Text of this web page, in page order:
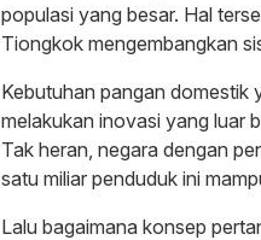
populasi yang besar. Hal
Tiongkok mengembangkan
Kebutuhan pangan domestik
melakukan inovasi yang luar
Tak heran, negara dengan
satu miliar penduduk ini
Lalu bagaimana konsep